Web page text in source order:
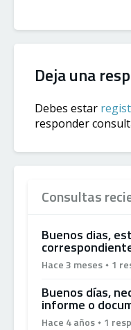
Deja una
Debes estar
responder
Consultas
Buenos dias,
Hace 3 meses 1
Buenos días,
informe o
Hace 4 años 1